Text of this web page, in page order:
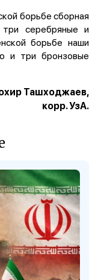
борьбе сборная
серебряные и
борьбе наши
и три бронзовые
Ташходжаев,
корр. УзА.